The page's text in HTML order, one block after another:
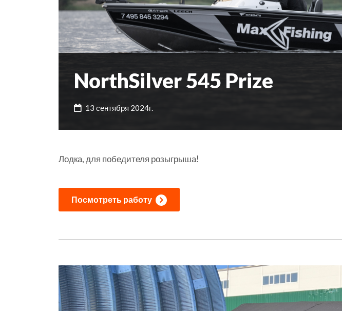
NorthSilver 545 Prize
13 сентября 2024г.
Лодка, для победителя розыгрыша!
Посмотреть работу